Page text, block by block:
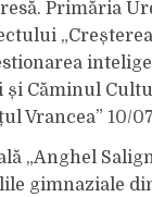
Primăria
și Căminul
Vrancea” 10/
„Anghel
gimnaziale